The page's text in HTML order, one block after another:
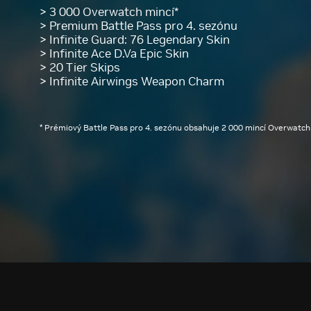
> 3 000 Overwatch mincí*
> Premium Battle Pass pro 4. sezónu
> Infinite Guard: 76 Legendary Skin
> Infinite Ace D.Va Epic Skin
> 20 Tier Skips
> Infinite Airwings Weapon Charm
* Prémiový Battle Pass pro 4. sezónu obsahuje 2 000 mincí